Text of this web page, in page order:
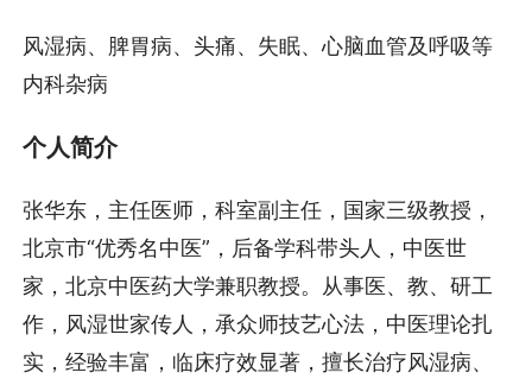
风湿病、脾胃病、头痛、失眠、心脑血管及呼吸等
内科杂病
个人简介
张华东，主任医师，科室副主任，国家三级教授，
北京市“优秀名中医”，后备学科带头人，中医世
家，北京中医药大学兼职教授。从事医、教、研工
作，风湿世家传人，承众师技艺心法，中医理论扎
实，经验丰富，临床疗效显著，擅长治疗风湿病、